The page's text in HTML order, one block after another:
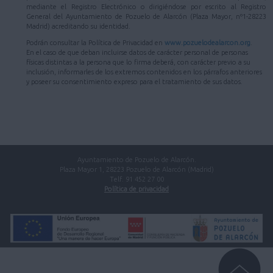
mediante el Registro Electrónico o dirigiéndose por escrito al Registro
General del Ayuntamiento de Pozuelo de Alarcón (Plaza Mayor, nº1-28223
Madrid) acreditando su identidad.
Podrán consultar la Política de Privacidad en www.pozuelodealarcon.org
En el caso de que deban incluirse datos de carácter personal de personas
físicas distintas a la persona que lo firma deberá, con carácter previo a su
inclusión, informarles de los extremos contenidos en los párrafos anteriores
y poseer su consentimiento expreso para el tratamiento de sus datos.
Ayuntamiento de Pozuelo de Alarcón.
Plaza Mayor 1, 28223 Pozuelo de Alarcón (Madrid)
Telf. 91 452 27 00
Política de privacidad